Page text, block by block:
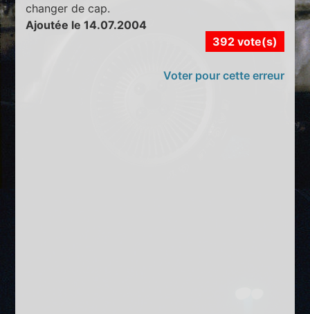
changer de cap.
Ajoutée le 14.07.2004
392 vote(s)
Voter pour cette erreur